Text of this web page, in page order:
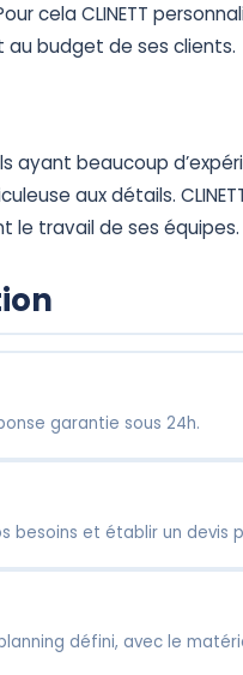
cela CLINETT
budget de ses clients.
ayant beaucoup
aux détails.
le travail de ses équipes.
garantie sous 24h.
besoins et établir un devis
défini, avec le